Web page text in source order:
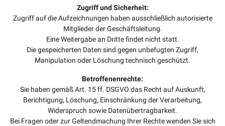
Zugriff und Sicherheit:
Zugriff auf die Aufzeichnungen haben ausschließlich autorisierte
Mitglieder der Geschäftsleitung.
Eine Weitergabe an Dritte findet nicht statt.
Die gespeicherten Daten sind gegen unbefugten Zugriff,
Manipulation oder Löschung technisch geschützt.
Betroffenenrechte:
Sie haben gemäß Art. 15 ff. DSGVO das Recht auf Auskunft,
Berichtigung, Löschung, Einschränkung der Verarbeitung,
Widerspruch sowie Datenübertragbarkeit.
Bei Fragen oder zur Geltendmachung Ihrer Rechte wenden Sie sich